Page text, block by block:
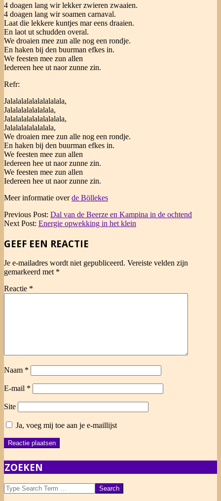
4 doagen lang wir lekker zwieren zwaaien.
4 doagen lang wir soamen carnaval.
Laat die lekkere kuntjes mar eens draaien.
En laot ut schudden overal.
We droaien mee zun alle nog een rondje.
En haken bij den buurman efkes in.
We feesten mee zun allen
Iedereen hee ut naor zunne zin.
Refr:
Jalalalalalalalalalala,
Jalalalalalalalala,
Jalalalalalalalalalala,
Jalalalalalalalala,
We droaien mee zun alle nog een rondje.
En haken bij den buurman efkes in.
We feesten mee zun allen
Iedereen hee ut naor zunne zin.
We feesten mee zun allen
Iedereen hee ut naor zunne zin.
Meer informatie overde Böllekes
2016-
01-
Previous Post: Dal van de Beerze en Kampina in de ochtend
Next Post: Energie opwekking in het klein
GEEF EEN REACTIE
Je e-mailadres wordt niet gepubliceerd. Vereiste velden zijn
gemarkeerd met *
Reactie *
Naam *
E-mail *
Site
Ja, voeg mij toe aan je e-maillijst
ZOEKEN
Search